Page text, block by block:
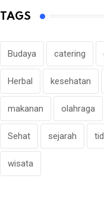
TAGS
Budaya catering
Herbal kesehatan
makanan olahraga
Sehat sejarah
wisata